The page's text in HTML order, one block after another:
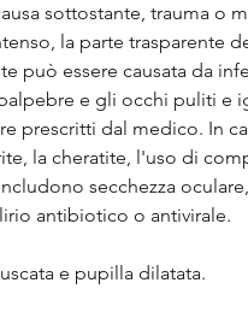
sottostante, trauma o
la parte trasparente
può essere causata da
e gli occhi puliti e
prescritti dal medico. In
la cheratite, l'uso di
secchezza
antibiotico o antivirale.
e pupilla dilatata.